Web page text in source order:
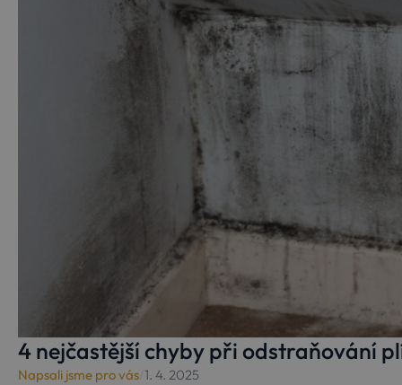
4 nejčastější chyby při odstraňování
Napsali jsme pro vás 1. 4. 2025